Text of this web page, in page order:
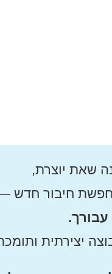
שאת יוצרת,
חיבור חדש
יצירתית